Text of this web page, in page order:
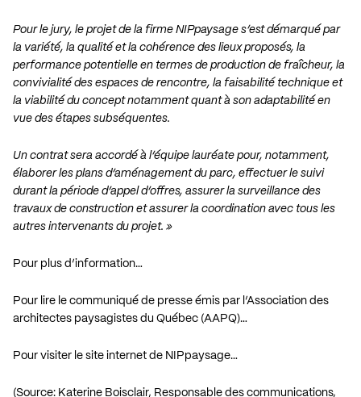
Pour le jury, le projet de la firme NIPpaysage s’est démarqué par
la variété, la qualité et la cohérence des lieux proposés, la
performance potentielle en termes de production de fraîcheur, la
convivialité des espaces de rencontre, la faisabilité technique et
la viabilité du concept notamment quant à son adaptabilité en
vue des étapes subséquentes.
Un contrat sera accordé à l’équipe lauréate pour, notamment,
élaborer les plans d’aménagement du parc, effectuer le suivi
durant la période d’appel d’offres, assurer la surveillance des
travaux de construction et assurer la coordination avec tous les
autres intervenants du projet. »
Pour plus d’information…
Pour lire le communiqué de presse émis par l’Association des
architectes paysagistes du Québec (AAPQ)…
Pour visiter le site internet de NIPpaysage…
(Source: Katerine Boisclair, Responsable des communications,